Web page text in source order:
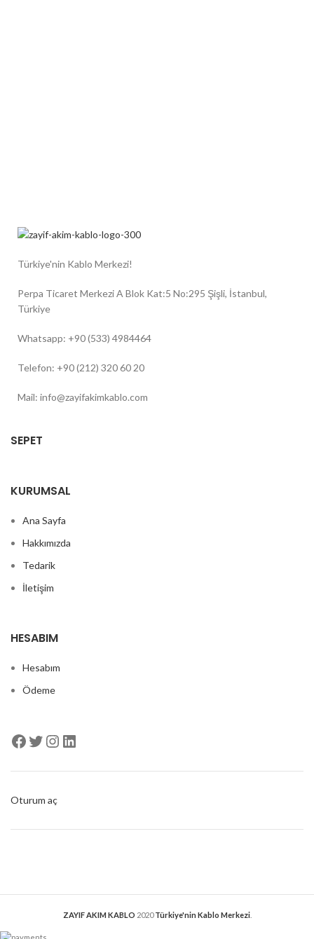
Türkiye'nin Kablo Merkezi!
Perpa Ticaret Merkezi A Blok Kat:5 No:295 Şişli, İstanbul,
Türkiye
Whatsapp: +90 (533) 4984464
Telefon: +90 (212) 320 60 20
Mail: info@zayifakimkablo.com
SEPET
KURUMSAL
Ana Sayfa
Hakkımızda
Tedarik
İletişim
HESABIM
Hesabım
Ödeme
Oturum aç
ZAYIF AKIM KABLO 2020Türkiye'nin Kablo Merkezi.